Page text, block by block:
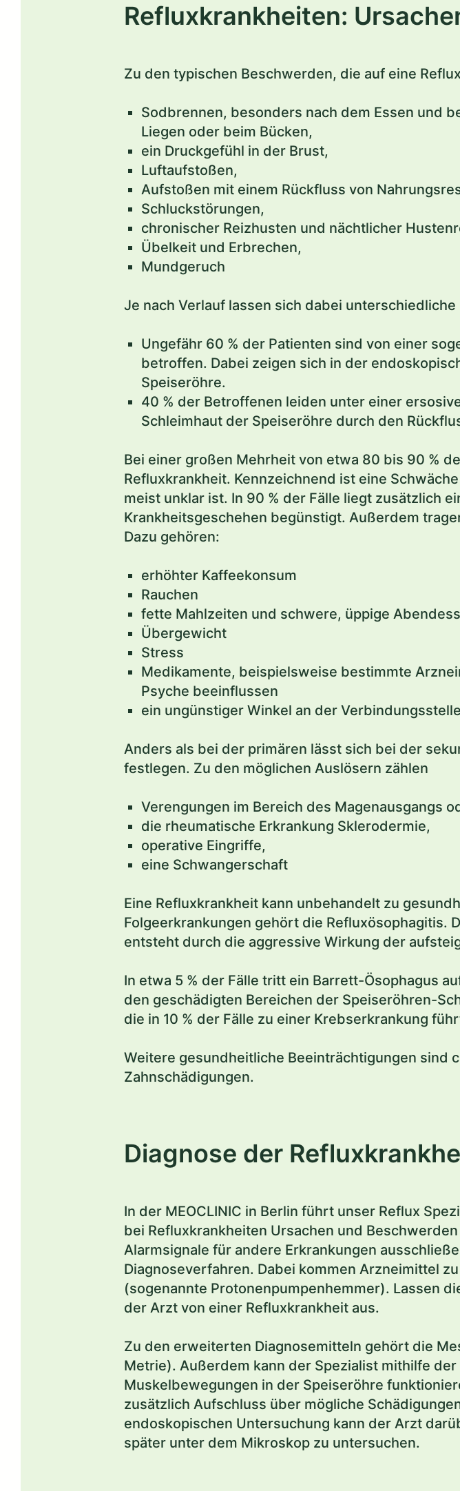
Refluxkrankheiten:
Zu den typischen Beschwerden, die auf eine
Sodbrennen, besonders nach dem Essen und
Liegen oder beim Bücken,
ein Druckgefühl in der Brust,
Luftaufstoßen,
Aufstoßen mit einem Rückfluss von
Schluckstörungen,
chronischer Reizhusten und nächtlicher
Übelkeit und Erbrechen,
Mundgeruch
Je nach Verlauf lassen sich dabei
Ungefähr 60 % der Patienten sind von einer
betroffen. Dabei zeigen sich in der
Speiseröhre.
40 % der Betroffenen leiden unter einer
Schleimhaut der Speiseröhre durch den
Bei einer großen Mehrheit von etwa 80 bis 90 %
Refluxkrankheit. Kennzeichnend ist eine
meist unklar ist. In 90 % der Fälle liegt zusätzlich
Krankheitsgeschehen begünstigt. Außerdem
Dazu gehören:
erhöhter Kaffeekonsum
Rauchen
fette Mahlzeiten und schwere, üppige
Übergewicht
Stress
Medikamente, beispielsweise bestimmte
Psyche beeinflussen
ein ungünstiger Winkel an der
Anders als bei der primären lässt sich bei der
festlegen. Zu den möglichen Auslösern zählen
Verengungen im Bereich des Magenausgangs
die rheumatische Erkrankung Sklerodermie,
operative Eingriffe,
eine Schwangerschaft
Eine Refluxkrankheit kann unbehandelt zu
Folgeerkrankungen gehört die Refluxösophagitis.
entsteht durch die aggressive Wirkung der
In etwa 5 % der Fälle tritt ein Barrett-Ösophagus
den geschädigten Bereichen der Speiseröhren-
die in 10 % der Fälle zu einer Krebserkrankung
Weitere gesundheitliche Beeinträchtigungen sind
Zahnschädigungen.
Diagnose der
In der MEOCLINIC in Berlin führt unser Reflux
bei Refluxkrankheiten Ursachen und
Alarmsignale für andere Erkrankungen
Diagnoseverfahren. Dabei kommen Arzneimittel
(sogenannte Protonenpumpenhemmer). Lassen
der Arzt von einer Refluxkrankheit aus.
Zu den erweiterten Diagnosemitteln gehört die
Metrie). Außerdem kann der Spezialist mithilfe
Muskelbewegungen in der Speiseröhre
zusätzlich Aufschluss über mögliche
endoskopischen Untersuchung kann der Arzt
später unter dem Mikroskop zu untersuchen.